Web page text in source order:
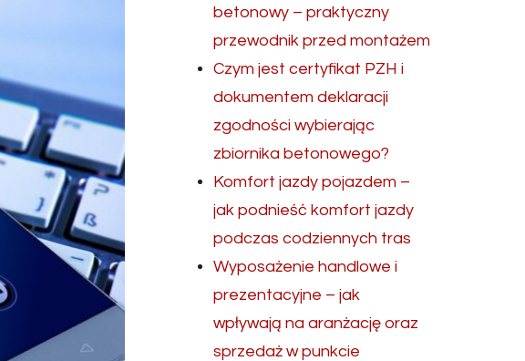
betonowy – praktyczny
przewodnik przed montażem
Czym jest certyfikat PZH i
dokumentem deklaracji
zgodności wybierając
zbiornika betonowego?
Komfort jazdy pojazdem –
jak podnieść komfort jazdy
podczas codziennych tras
Wyposażenie handlowe i
prezentacyjne – jak
wpływają na aranżację oraz
sprzedaż w punkcie